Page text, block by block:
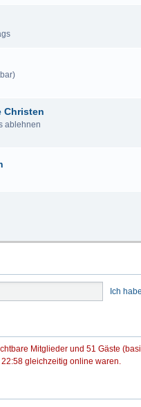
Christen
ablehnen
Ich
Mitglieder und 51 Gäste
gleichzeitig online waren.